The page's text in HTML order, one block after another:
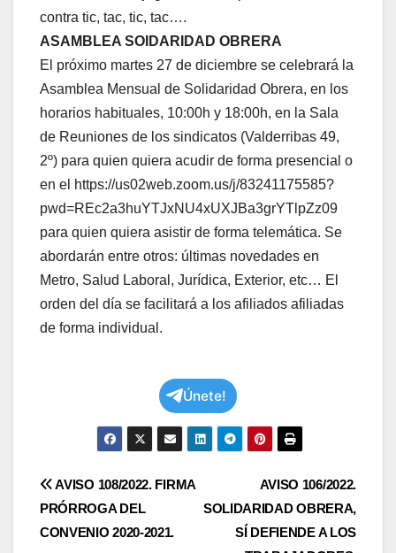
contra tic, tac, tic, tac….
ASAMBLEA SOIDARIDAD OBRERA
El próximo martes 27 de diciembre se celebrará la
Asamblea Mensual de Solidaridad Obrera, en los
horarios habituales, 10:00h y 18:00h, en la Sala
de Reuniones de los sindicatos (Valderribas 49,
2º) para quien quiera acudir de forma presencial o
en el https://us02web.zoom.us/j/83241175585?
pwd=REc2a3huYTJxNU4xUXJBa3grYTlpZz09
para quien quiera asistir de forma telemática. Se
abordarán entre otros: últimas novedades en
Metro, Salud Laboral, Jurídica, Exterior, etc… El
orden del día se facilitará a los afiliados afiliadas
de forma individual.
Únete!
Navegación
de
AVISO 106/2022.
SOLIDARIDAD OBRERA,
SÍ DEFIENDE A LOS
AVISO 108/2022. FIRMA
PRÓRROGA DEL
CONVENIO 2020-2021.